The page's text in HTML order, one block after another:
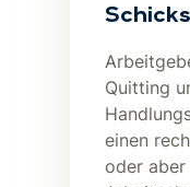
Quitting
einen
oder